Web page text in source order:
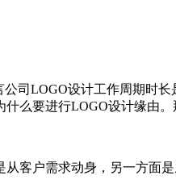
司LOGO设计工作周期时
么要进行LOGO设计缘由
客户需求动身，另一方面